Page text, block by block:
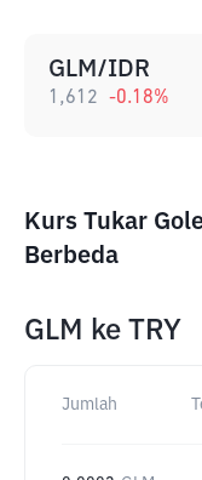
GLM/IDR
1,612 -0.18%
Kurs Tukar
Berbeda
GLM ke TRY
Jumlah